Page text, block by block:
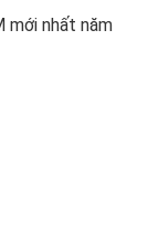
mới nhất năm